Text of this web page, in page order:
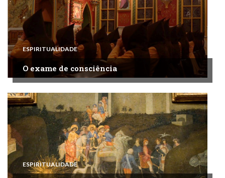
ESPIRITUALIDADE
O exame de consciência
ESPIRITUALIDADE